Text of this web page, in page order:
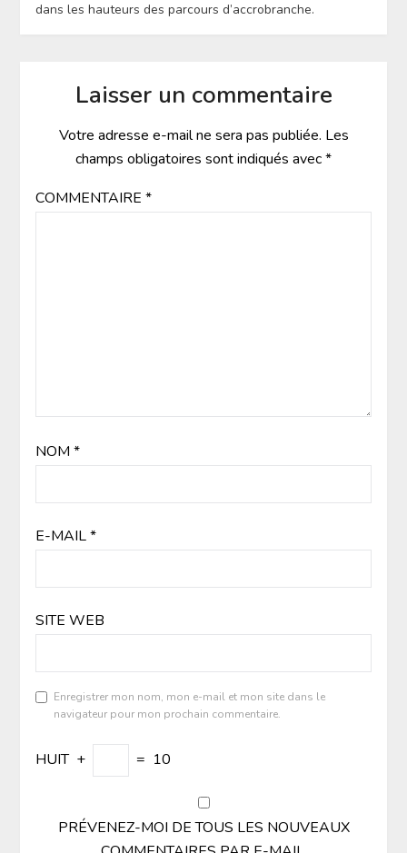
dans les hauteurs des parcours d’accrobranche.
Laisser un commentaire
Votre adresse e-mail ne sera pas publiée. Les
champs obligatoires sont indiqués avec*
COMMENTAIRE *
NOM *
E-MAIL*
SITE WEB
Enregistrer mon nom, mon e-mail et mon site dans le
navigateur pour mon prochain commentaire.
HUIT + = 10
PRÉVENEZ-MOI DE TOUS LES NOUVEAUX